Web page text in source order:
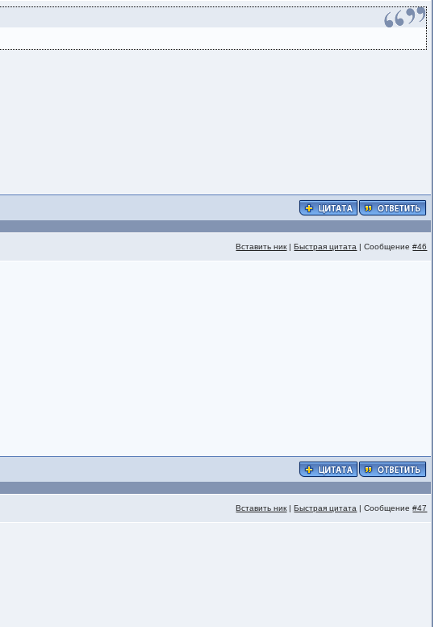
Вставить ник |Быстрая цитата | Сообщение#46
Вставить ник |Быстрая цитата | Сообщение#47